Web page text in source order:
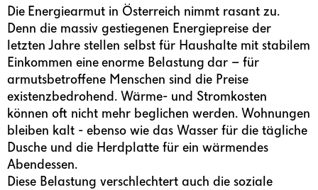
Die Energiearmut in Österreich nimmt rasant zu.
Denn die massiv gestiegenen Energiepreise der
letzten Jahre stellen selbst für Haushalte mit stabilem
Einkommen eine enorme Belastung dar – für
armutsbetroffene Menschen sind die Preise
existenzbedrohend. Wärme- und Stromkosten
können oft nicht mehr beglichen werden. Wohnungen
bleiben kalt - ebenso wie das Wasser für die tägliche
Dusche und die Herdplatte für ein wärmendes
Abendessen.
Diese Belastung verschlechtert auch die soziale